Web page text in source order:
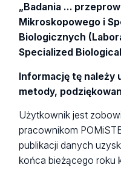
„Badania …
Mikroskopowego i
Biologicznych
Specialized
Informację tę należy
metody,
Użytkownik jest
pracownikom
publikacji danych
końca bieżącego roku